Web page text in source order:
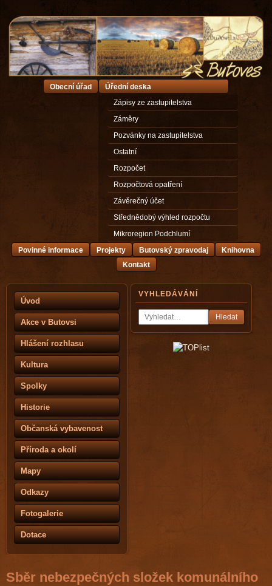
Úvod
Akce v Butovsi
Hlášení rozhlasu
Kultura
Spolky
Historie
Občanská vybavenost
Příroda a okolí
Mapy
Odkazy
Fotogalerie
Dotace
VYHLEDÁVÁNÍ
Hledat
Obecní úřad
Úřední deska
Zápisy ze zastupitelstva
Záměry
Pozvánky na zastupitelstva
Ostatní
Rozpočet
Rozpočtová opatření
Závěrečný účet
Střednědobý výhled rozpočtu
Mikroregion Podchlumí
Povinné informace
Projekty Butovský zpravodaj
Knihovna
Kontakt
Sběr nebezpečných složek komunálního